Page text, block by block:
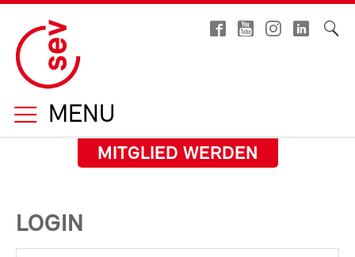
MENU
MITGLIED WERDEN
LOGIN